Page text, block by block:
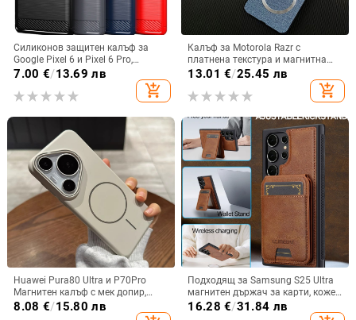
Силиконов защитен калъф за
Google Pixel 6 и Pixel 6 Pro,
съвместим с Pixel 7a, пълна
7.00 €/13.69 лв
add_shopping_cart
Калъф за Motorola Razr с
платнена текстура и магнитна
панта, флип
13.01 €/25.45 лв
add_shopping_cart
Huawei Pura80 Ultra и P70Pro
Магнитен калъф с мек допир,
ултра тънък PC корпус,
8.08 €/15.80 лв
Подходящ за Samsung S25 Ultra
магнитен държач за карти, кожен
калъф S24Plus, защитен калъф,
разделен на части, калъф за
16.28 €/31.84 лв